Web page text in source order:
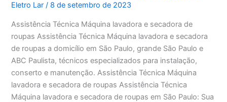
Eletro Lar/ 8 de setembro de 2023
Assistência Técnica Máquina lavadora e secadora de
roupas Assistência Técnica Máquina lavadora e secadora
de roupas a domicílio em São Paulo, grande São Paulo e
ABC Paulista, técnicos especializados para instalação,
conserto e manutenção. Assistência Técnica Máquina
lavadora e secadora de roupas Assistência Técnica
Máquina lavadora e secadora de roupas em São Paulo: Sua